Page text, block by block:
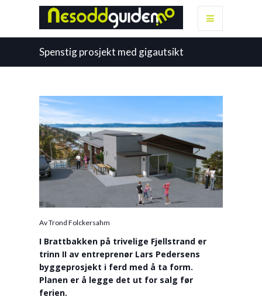
Spenstig prosjekt med gigautsikt
Av Trond Folckersahm
I Brattbakken på trivelige Fjellstrand er
trinn II av entreprenør Lars Pedersens
byggeprosjekt i ferd med å ta form.
Planen er å legge det ut for salg før
ferien.